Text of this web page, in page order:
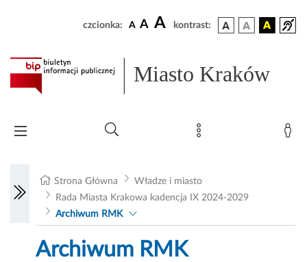
czcionka: A A A kontrast:
Miasto Kraków
Strona Główna
Władze i miasto
Rada Miasta Krakowa kadencja IX 2024-2029
Archiwum RMK
Archiwum RMK